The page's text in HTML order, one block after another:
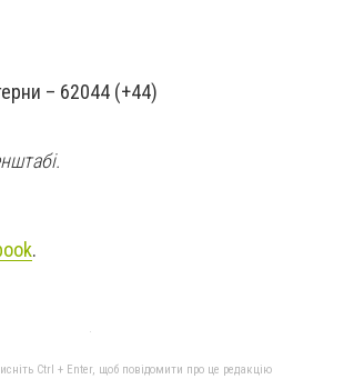
– 62044 (+44)
.
Ctrl + Enter, щоб повідомити про це редакцію